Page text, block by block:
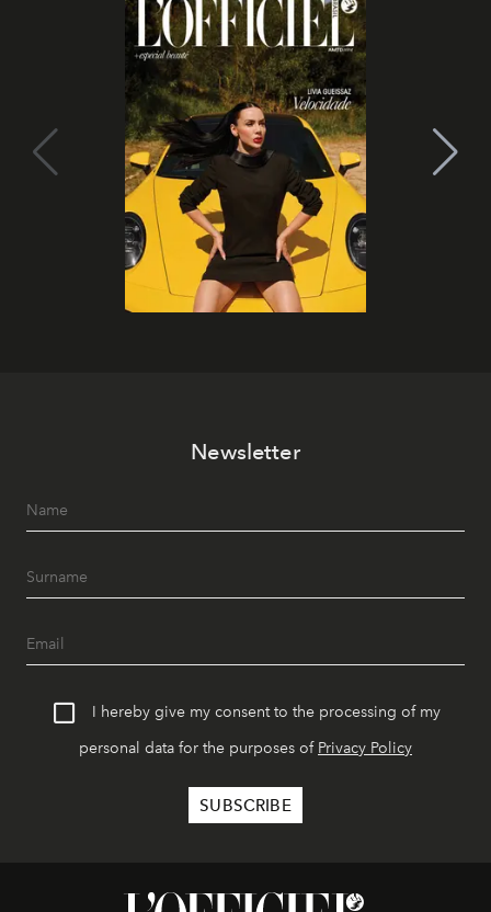
Newsletter
I hereby give my consent to the processing of my
personal data for the purposes of Privacy Policy